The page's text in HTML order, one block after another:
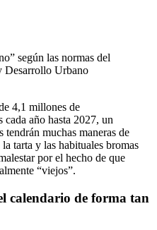
según las normas del
Desarrollo Urbano
4,1 millones de
cada año hasta 2027, un
muchas maneras de
tarta y las habituales bromas
por el hecho de que
“viejos”.
calendario de forma tan